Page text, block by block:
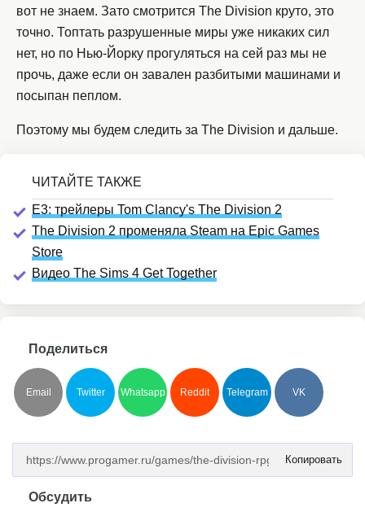
вот не знаем. Зато смотрится The Division круто, это
точно. Топтать разрушенные миры уже никаких сил
нет, но по Нью-Йорку прогуляться на сей раз мы не
прочь, даже если он завален разбитыми машинами и
посыпан пеплом.
Поэтому мы будем следить за The Division и дальше.
E3: трейлеры Tom Clancy's The Division 2
The Division 2 променяла Steam на Epic Games
Store
Видео The Sims 4 Get Together
Поделиться
Email Twitter Whatsapp Reddit Telegram VK
Копировать
Обсудить